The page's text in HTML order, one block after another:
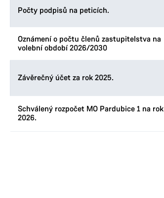
Počty podpisů na peticích.
Oznámení o počtu členů zastupitelstva na
volební období 2026/2030
Závěrečný účet za rok 2025.
Schválený rozpočet MO Pardubice 1 na rok
2026.